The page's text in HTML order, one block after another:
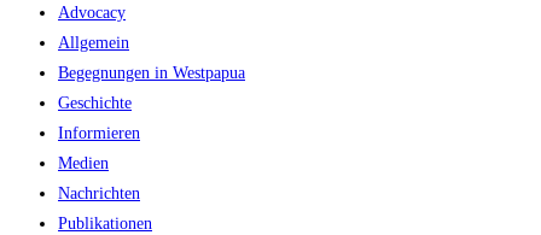
the
Advocacy
Allgemein
Begegnungen in Westpapua
Geschichte
Informieren
Medien
Nachrichten
Publikationen